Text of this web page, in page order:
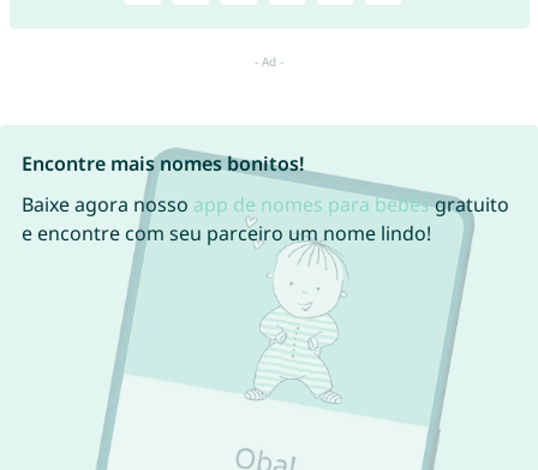
Encontre mais nomes bonitos!
Baixe agora nosso app de nomes para bebêsgratuito
e encontre com seu parceiro um nome lindo!